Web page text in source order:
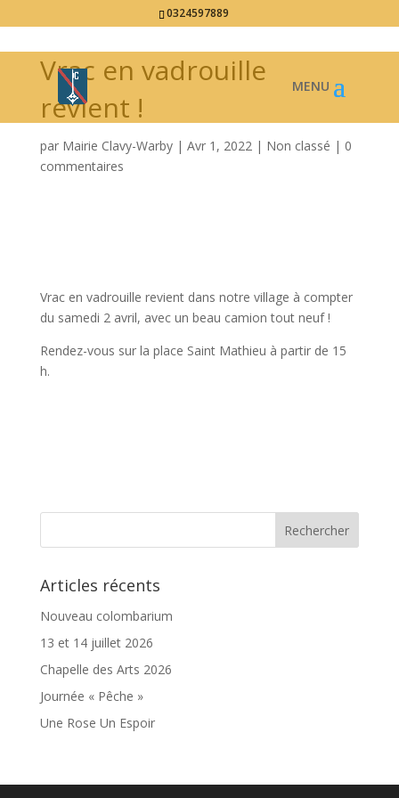
0324597889
Vrac en vadrouille
revient !
par Mairie Clavy-Warby| Avr 1, 2022| Non classé | 0
commentaires
Vrac en vadrouille revient dans notre village à compter
du samedi 2 avril, avec un beau camion tout neuf !
Rendez-vous sur la place Saint Mathieu à partir de 15
h.
Articles récents
Nouveau colombarium
13 et 14 juillet 2026
Chapelle des Arts 2026
Journée « Pêche »
Une Rose Un Espoir